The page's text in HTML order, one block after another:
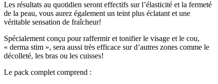
Les résultats au quotidien seront effectifs sur l’élasticité et la fermeté
de la peau, vous aurez également un teint plus éclatant et une
véritable sensation de fraîcheur!
Spécialement conçu pour raffermir et tonifier le visage et le cou,
« derma stim », sera aussi très efficace sur d’autres zones comme le
décolleté, les bras ou les cuisses!
Le pack complet comprend :